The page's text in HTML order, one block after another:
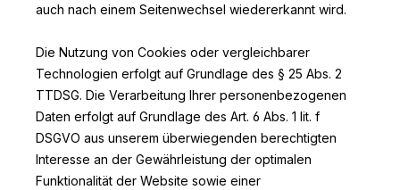
auch nach einem Seitenwechsel wiedererkannt wird.
Die Nutzung von Cookies oder vergleichbarer
Technologien erfolgt auf Grundlage des § 25 Abs. 2
TTDSG. Die Verarbeitung Ihrer personenbezogenen
Daten erfolgt auf Grundlage des Art. 6 Abs. 1 lit. f
DSGVO aus unserem überwiegenden berechtigten
Interesse an der Gewährleistung der optimalen
Funktionalität der Website sowie einer